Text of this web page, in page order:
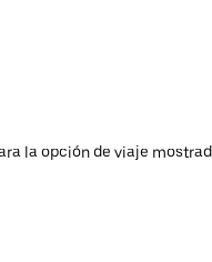
la opción de viaje